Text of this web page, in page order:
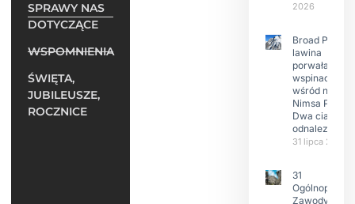
SPRAWY NAS
DOTYCZĄCE
WSPOMNIENIA
ŚWIĘTA,
JUBILEUSZE,
ROCZNICE
2026
Broad Peak:
lawina
porwała 10
wspinaczy,
wśród nich
Nimsa Purję.
Dwa ciała
odnalezione.
31 lipca 2026
31
Ogólnopolskie
Zawody w